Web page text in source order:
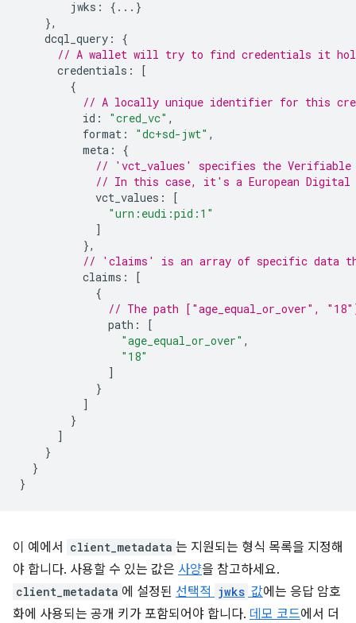
jwks :
{...}
},
dcql_query :
{
// A wallet will try to find credentials it
credentials :
[
{
// A locally unique identifier for this
id : "cred_vc" ,
format : "dc+sd-jwt" ,
meta :
{
// 'vct_values' specifies the Verifiable
// In this case, it's a European Digital
vct_values :
[
"urn:eudi:pid:1"
]
},
// 'claims' is an array of specific data
claims :
[
{
// The path ["age_equal_or_over",
path :
[
"age_equal_or_over" ,
"18"
]
}
]
}
]
}
}
}
이 예에서 client_metadata 는 지원되는 형식 목록을 지정해
야 합니다. 사용할 수 있는 값은 사양을 참고하세요.
client_metadata 에 설정된 선택적 jwks 값에는 응답 암호
화에 사용되는 공개 키가 포함되어야 합니다. 데모 코드에서 더